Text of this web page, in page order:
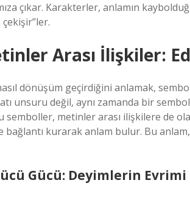
çıkar. Karakterler, anlamın
çekişir”ler.
Arası İlişkiler:
dönüşüm geçirdiğini anlamak,
unsuru değil, aynı zamanda bir
semboller, metinler arası ilişkilere de
bağlantı kurarak anlam bulur. Bu
Gücü: Deyimlerin Evrimi